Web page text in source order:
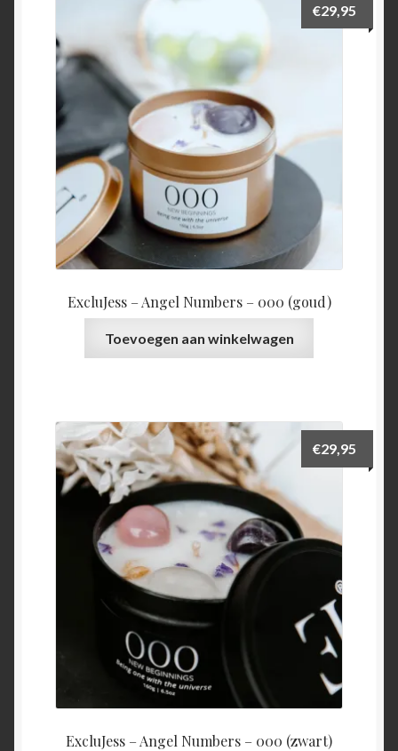
ExcluJess – Angel Numbers – 000 (goud)
€29,95
Toevoegen aan winkelwagen
ExcluJess – Angel Numbers – 000 (zwart)
€29,95